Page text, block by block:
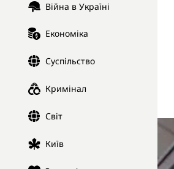
Війна в Україні
Економіка
Суспільство
Кримінал
Світ
Київ